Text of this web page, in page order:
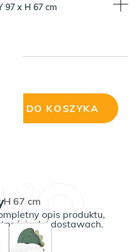
97 x H 67 cm
H 67 cm
DO KOSZYKA
opis produktu,
i dostawach.